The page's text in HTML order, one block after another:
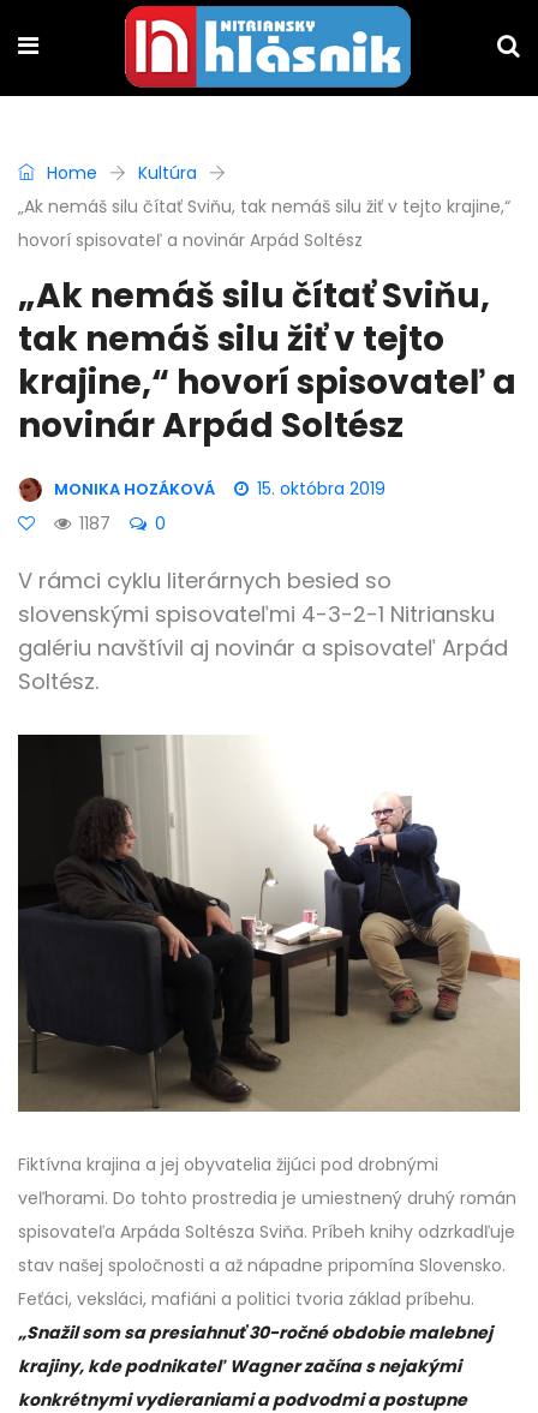
Home
Kultúra
„Ak nemáš silu čítať Sviňu, tak nemáš silu žiť v tejto krajine,“
hovorí spisovateľ a novinár Arpád Soltész
„Ak nemáš silu čítať Sviňu,
tak nemáš silu žiť v tejto
krajine,“ hovorí spisovateľ a
novinár Arpád Soltész
MONIKA HOZÁKOVÁ
15. októbra 2019
1187
0
V rámci cyklu literárnych besied so
slovenskými spisovateľmi 4-3-2-1 Nitriansku
galériu navštívil aj novinár a spisovateľ Arpád
Soltész.
Fiktívna krajina a jej obyvatelia žijúci pod drobnými
veľhorami. Do tohto prostredia je umiestnený druhý román
spisovateľa Arpáda Soltésza Sviňa. Príbeh knihy odzrkadľuje
stav našej spoločnosti a až nápadne pripomína Slovensko.
Feťáci, veksláci, mafiáni a politici tvoria základ príbehu.
„Snažil som sa presiahnuť 30-ročné obdobie malebnej
krajiny, kde podnikateľ Wagner začína s nejakými
konkrétnymi vydieraniami a podvodmi a postupne